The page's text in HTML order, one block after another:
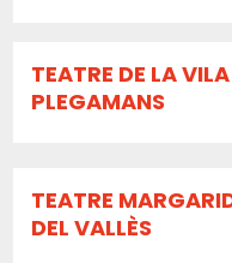
TEATRE DE LA
PLEGAMANS
TEATRE
DEL VALLÈS